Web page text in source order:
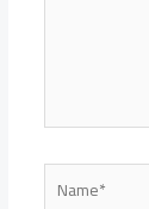
Name*